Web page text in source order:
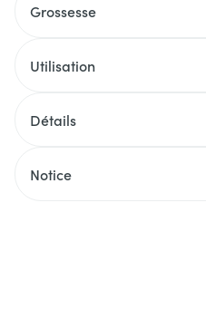
Grossesse
Utilisation
Détails
Notice